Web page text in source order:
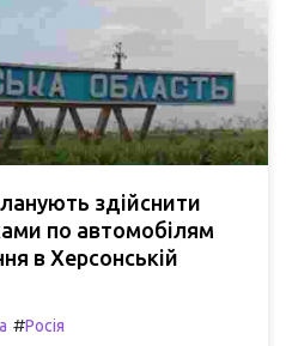
здійснити
по автомобілям
в Херсонській
#Росія